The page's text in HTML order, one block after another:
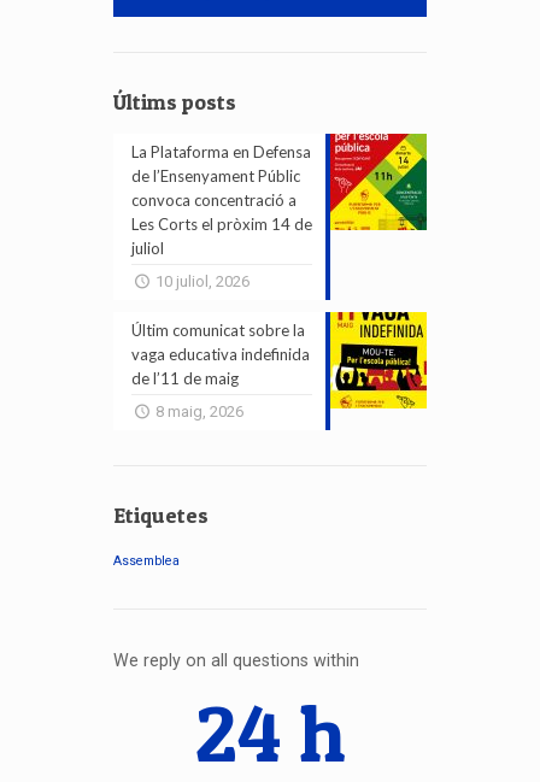
Últims posts
La Plataforma en Defensa
de l’Ensenyament Públic
convoca concentració a
Les Corts el pròxim 14 de
juliol
10 juliol, 2026
Últim comunicat sobre la
vaga educativa indefinida
de l’11 de maig
8 maig, 2026
Etiquetes
Assemblea
We reply on all questions within
24 h